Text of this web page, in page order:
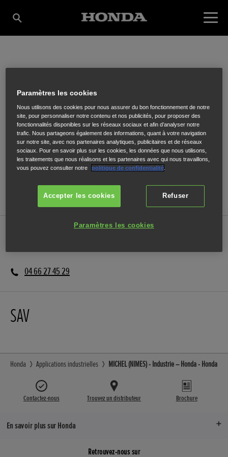
MICHEL (NIMES)
9001 RUE FAVRE DE THIERRENS,NIMES,30000
SITE INTERNET
04 66 27 45 29
SAV
Honda Applications industrielles MICHEL (NIMES) - Industrie – Honda - Honda
Contactez-nous Trouvez un distributeur Brochure
En savoir plus sur Honda
Retrouvez-nous sur
Paramètres les cookies
Nous utilisons des cookies pour nous assurer du bon fonctionnement de notre
site, pour personnaliser notre contenu et nos publicités, pour proposer des
fonctionnalités disponibles sur les réseaux sociaux et afin d’analyser notre
trafic. Nous partageons également des informations, quant à votre navigation
sur notre site, avec nos partenaires analytiques, publicitaires et de réseaux
sociaux. Pour en savoir plus sur les cookies, les données que nous utilisons,
les traitements que nous réalisons et les partenaires avec qui nous travaillons,
vous pouvez consulter notre
politique de confidentialité
Refuser
Accepter les cookies
Paramètres les cookies